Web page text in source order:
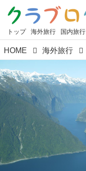
トップ 海外旅行 国内旅行
HOME 海外旅行